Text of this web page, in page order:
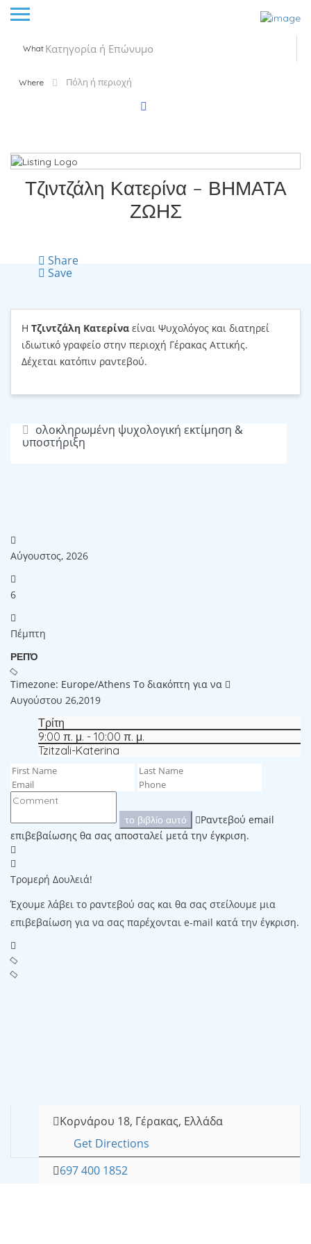
What
Where
Τζιντζάλη Κατερίνα – ΒΗΜΑΤΑ
ΖΩΗΣ
Share
Save
Η Τζιντζάλη Κατερίνα είναι Ψυχολόγος και διατηρεί
ιδιωτικό γραφείο στην περιοχή Γέρακας Αττικής.
Δέχεται κατόπιν ραντεβού.
ολοκληρωμένη ψυχολογική εκτίμηση &
υποστήριξη
Αύγουστος, 2026
6
Πέμπτη
ΡΕΠΌ
Timezone: Europe/Athens Το διακόπτη για να
Αυγούστου 26,2019
Τρίτη
9:00 π. μ. - 10:00 π. μ.
Tzitzali-Katerina
το βιβλίο αυτό
Ραντεβού email
επιβεβαίωσης θα σας αποσταλεί μετά την έγκριση.
Τρομερή Δουλειά!
Έχουμε λάβει το ραντεβού σας και θα σας στείλουμε μια
επιβεβαίωση για να σας παρέχονται e-mail κατά την έγκριση.
Κορνάρου 18, Γέρακας, Ελλάδα
Get Directions
697 400 1852